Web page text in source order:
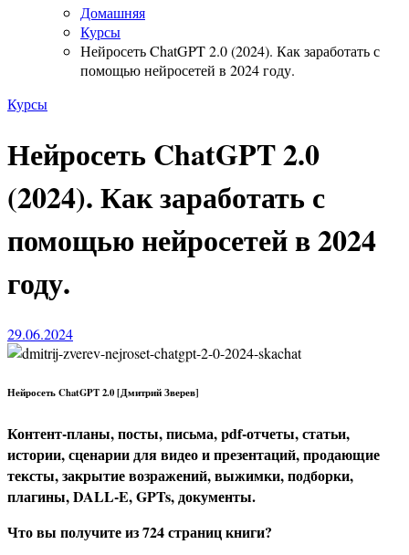
Домашняя
Курсы
Нейросеть ChatGPT 2.0 (2024). Как заработать с
помощью нейросетей в 2024 году.
Курсы
Нейросеть ChatGPT 2.0
(2024). Как заработать с
помощью нейросетей в 2024
году.
29.06.2024
Нейросеть ChatGPT 2.0 [Дмитрий Зверев]
Контент-планы, посты, письма, pdf-отчеты, статьи,
истории, сценарии для видео и презентаций, продающие
тексты, закрытие возражений, выжимки, подборки,
плагины, DALL-E, GPTs, документы.
Что вы получите из 724 страниц книги?